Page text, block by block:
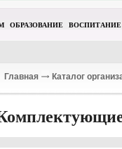
ОБРАЗОВАНИЕ ВОСПИТАНИЕ
Главная Каталог